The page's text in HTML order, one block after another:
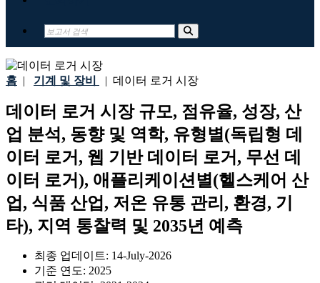
홈 | 기계 및 장비 | 데이터 로거 시장
데이터 로거 시장 규모, 점유율, 성장, 산
업 분석, 동향 및 역학, 유형별(독립형 데
이터 로거, 웹 기반 데이터 로거, 무선 데
이터 로거), 애플리케이션별(헬스케어 산
업, 식품 산업, 저온 유통 관리, 환경, 기
타), 지역 통찰력 및 2035년 예측
최종 업데이트: 14-July-2026
기준 연도: 2025